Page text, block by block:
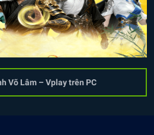
Võ Lâm – Vplay trên PC